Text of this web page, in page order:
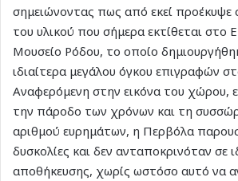
σημειώνοντας πως από εκεί προέκυψε
του υλικού που σήμερα εκτίθεται στο
Μουσείο Ρόδου, το οποίο
ιδιαίτερα μεγάλου όγκου επιγραφών
Αναφερόμενη στην εικόνα του χώρου,
την πάροδο των χρόνων και τη
αριθμού ευρημάτων, η Περβόλα
δυσκολίες και δεν ανταποκρινόταν σε
αποθήκευσης, χωρίς ωστόσο αυτό να